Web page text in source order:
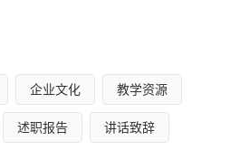
奔激瞿塘开”，万里长江，就像
激”，从“瞿塘”的起跑线开始。我
企业文化 教学资源
述职报告 讲话致辞